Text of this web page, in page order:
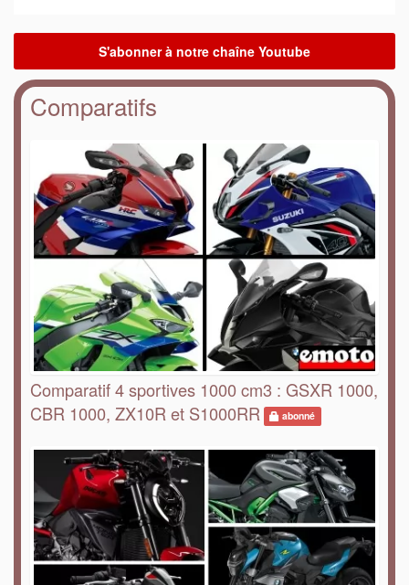
Comparatifs
Comparatif 4 sportives 1000 cm3 : GSXR 1000,
CBR 1000, ZX10R et S1000RR
abonné